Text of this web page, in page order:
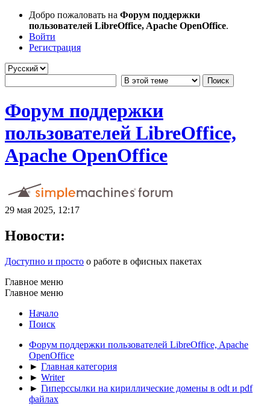
Добро пожаловать на Форум поддержки
пользователей LibreOffice, Apache OpenOffice.
Войти
Регистрация
Форум поддержки
пользователей LibreOffice,
Apache OpenOffice
29 мая 2025, 12:17
Новости:
Доступно и просто о работе в офисных пакетах
Главное меню
Главное меню
Начало
Поиск
Форум поддержки пользователей LibreOffice, Apache
OpenOffice
► Главная категория
► Writer
► Гиперссылки на кириллические домены в odt и pdf
файлах